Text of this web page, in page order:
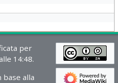
per
14:48.
alla